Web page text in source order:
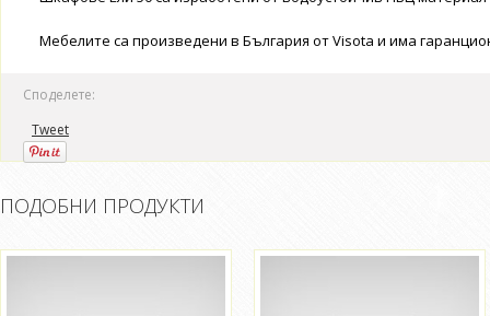
Мебелите са произведени в България от Visota и има
Споделете:
Tweet
ПОДОБНИ ПРОДУКТИ